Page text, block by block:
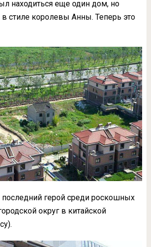
находиться еще один дом, но
в стиле королевы Анны. Теперь это
герой среди роскошных
округ в китайской